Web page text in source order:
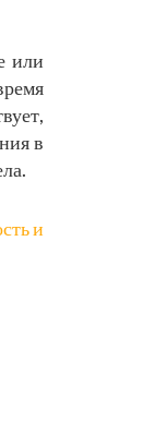
или
в
и